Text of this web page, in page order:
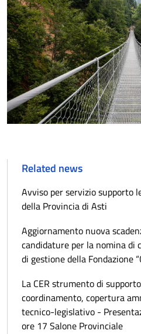
Related news
Avviso per servizio supporto
della Provincia di Asti
Aggiornamento nuova
candidature per la nomina di
di gestione della Fondazione
La CER strumento di
coordinamento, copertura
tecnico-legislativo -
ore 17 Salone Provinciale